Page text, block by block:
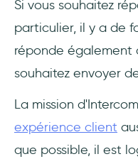
Si vous souhaitez
particulier, il y a de
réponde également
souhaitez envoyer
La mission
expérience client
que possible, il est